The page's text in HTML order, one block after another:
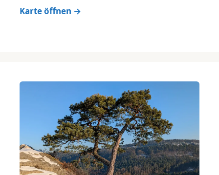
Karte öffnen →